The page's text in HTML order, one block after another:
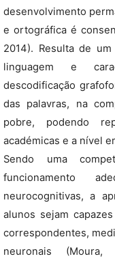
desenvolvimento
e ortográfica é
2014). Resulta de
linguagem e
descodificação
das palavras, na
pobre, podendo
académicas e a nível
Sendo uma
funcionamento
neurocognitivas, a
alunos sejam
correspondentes,
neuronais